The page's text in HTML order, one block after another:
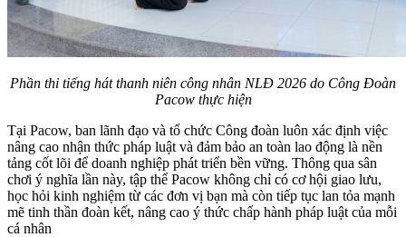
Phần thi tiếng hát thanh niên công nhân NLĐ 2026 do Công Đoàn
Pacow thực hiện
Tại Pacow, ban lãnh đạo và tổ chức Công đoàn luôn xác định việc
nâng cao nhận thức pháp luật và đảm bảo an toàn lao động là nền
tảng cốt lõi để doanh nghiệp phát triển bền vững. Thông qua sân
chơi ý nghĩa lần này, tập thể Pacow không chỉ có cơ hội giao lưu,
học hỏi kinh nghiệm từ các đơn vị bạn mà còn tiếp tục lan tỏa mạnh
mẽ tinh thần đoàn kết, nâng cao ý thức chấp hành pháp luật của mỗi
cá nhân